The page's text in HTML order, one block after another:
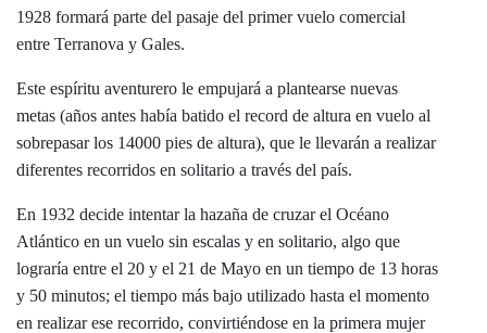
1928 formará parte del pasaje del primer vuelo comercial
entre Terranova y Gales.
Este espíritu aventurero le empujará a plantearse nuevas
metas (años antes había batido el record de altura en vuelo al
sobrepasar los 14000 pies de altura), que le llevarán a realizar
diferentes recorridos en solitario a través del país.
En 1932 decide intentar la hazaña de cruzar el Océano
Atlántico en un vuelo sin escalas y en solitario, algo que
lograría entre el 20 y el 21 de Mayo en un tiempo de 13 horas
y 50 minutos; el tiempo más bajo utilizado hasta el momento
en realizar ese recorrido, convirtiéndose en la primera mujer